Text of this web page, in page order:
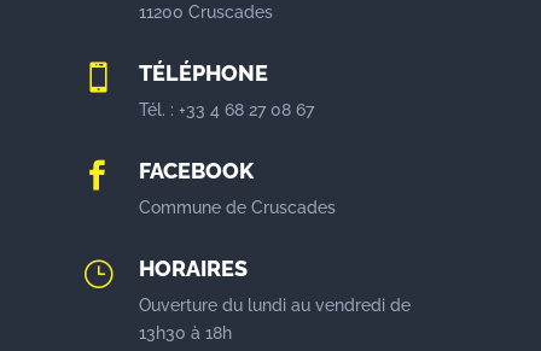
11200 Cruscades
 TÉLÉPHONE
Tél. : +33 4 68 27 08 67
 FACEBOOK
Commune de Cruscades
} HORAIRES
Ouverture du lundi au vendredi de
13h30 à 18h